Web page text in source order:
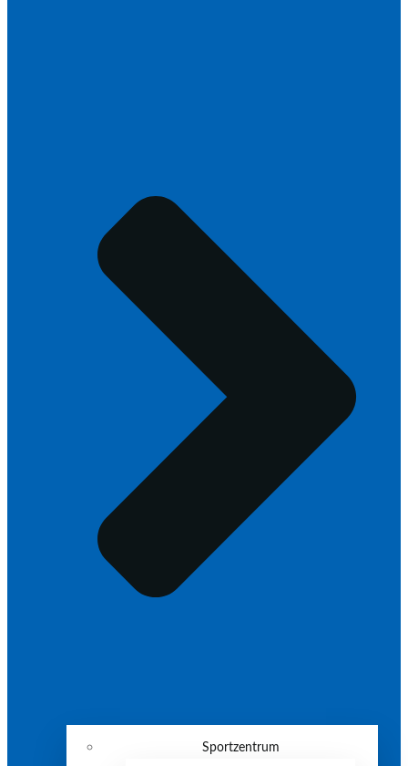
Sportzentrum